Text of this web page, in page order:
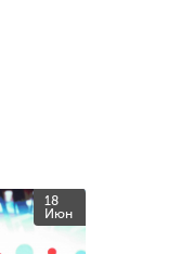
18
Июн